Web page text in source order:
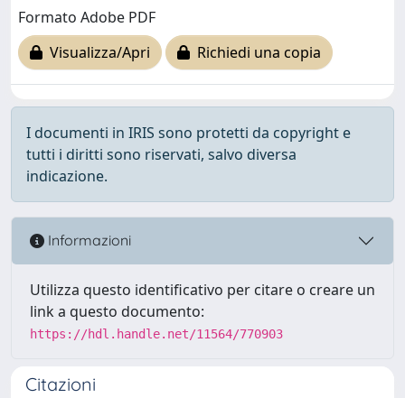
Formato Adobe PDF
Visualizza/Apri
Richiedi una copia
I documenti in IRIS sono protetti da copyright e
tutti i diritti sono riservati, salvo diversa
indicazione.
Informazioni
Utilizza questo identificativo per citare o creare un
link a questo documento:
https://hdl.handle.net/11564/770903
Citazioni